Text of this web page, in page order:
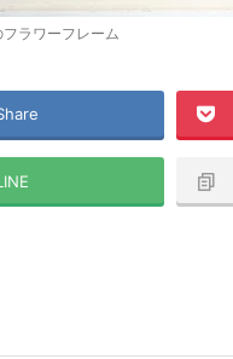
フラワーフレーム